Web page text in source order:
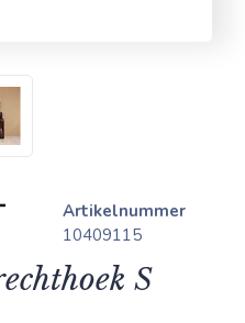
Artikelnummer
10409115
S